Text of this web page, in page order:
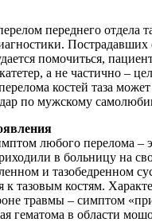
переднего отдела
помочиться,
а не частично –
костей таза
по мужскому
любого перелома –
в больницу на
и тазобедренном
тазовым костям.
травмы – симптом
гематома в области